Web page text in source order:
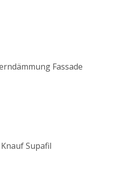
Fassade
Supafil